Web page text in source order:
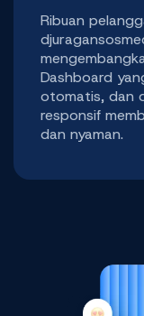
Ribuan
Dashboard
otomatis, dan
responsif
dan nyaman.